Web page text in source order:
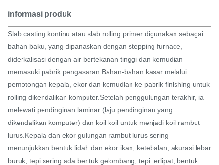
informasi produk
Slab casting kontinu atau slab rolling primer digunakan sebagai
bahan baku, yang dipanaskan dengan stepping furnace,
diderkalisasi dengan air bertekanan tinggi dan kemudian
memasuki pabrik pengasaran.Bahan-bahan kasar melalui
pemotongan kepala, ekor dan kemudian ke pabrik finishing untuk
rolling dikendalikan komputer.Setelah penggulungan terakhir, ia
melewati pendinginan laminar (laju pendinginan yang
dikendalikan komputer) dan koil koil untuk menjadi koil rambut
lurus. Kepala dan ekor gulungan rambut lurus sering
menunjukkan bentuk lidah dan ekor ikan, ketebalan, akurasi lebar
buruk, tepi sering ada bentuk gelombang, tepi terlipat, bentuk